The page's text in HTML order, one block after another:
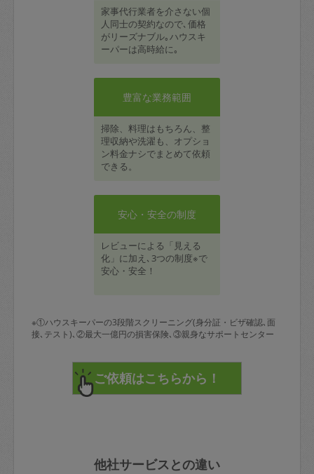
家事代行業者を介さない個
人同士の契約なので､価格
がリーズナブル｡ハウスキ
ーパーは高時給に｡
豊富な業務範囲
掃除、料理はもちろん、整
理収納や洗濯も、オプショ
ン料金ナシでまとめて依頼
できる。
安心・安全の制度
レビューによる「見える
化」に加え､3つの制度※で
安心・安全！
※①ハウスキーパーの3段階スクリーニング(身分証・ビザ確認､面
接､テスト)､②最大一億円の損害保険､③親身なサポートセンター
他社サービスとの違い